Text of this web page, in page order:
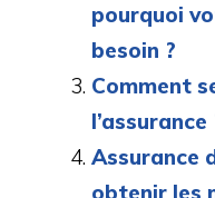
pourquoi
besoin ?
Comment
l’assurance
Assurance